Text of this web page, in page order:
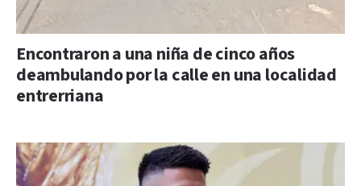
Encontraron a una niña de cinco años
deambulando por la calle en una localidad
entrerriana